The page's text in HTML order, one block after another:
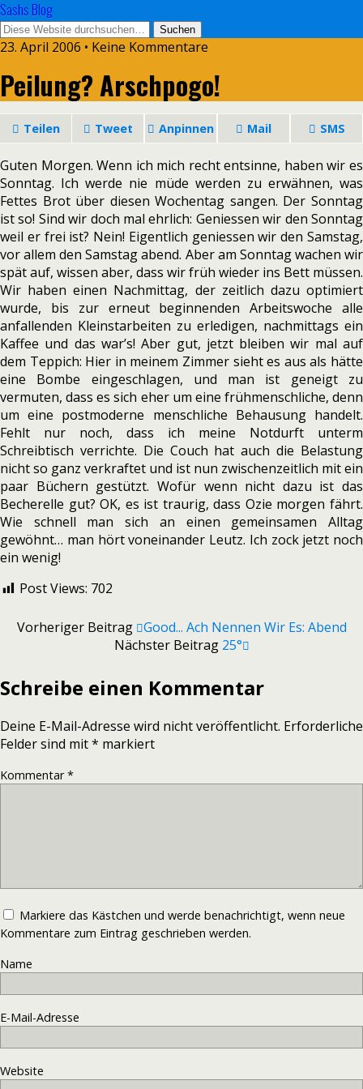
Sashs Blog
23. April 2006 • Keine Kommentare
Peilung? Arschpogo!
Teilen Tweet Anpinnen Mail SMS
Guten Morgen. Wenn ich mich recht entsinne, haben wir es
Sonntag. Ich werde nie müde werden zu erwähnen, was
Fettes Brot über diesen Wochentag sangen. Der Sonntag
ist so! Sind wir doch mal ehrlich: Geniessen wir den Sonntag
weil er frei ist? Nein! Eigentlich geniessen wir den Samstag,
vor allem den Samstag abend. Aber am Sonntag wachen wir
spät auf, wissen aber, dass wir früh wieder ins Bett müssen.
Wir haben einen Nachmittag, der zeitlich dazu optimiert
wurde, bis zur erneut beginnenden Arbeitswoche alle
anfallenden Kleinstarbeiten zu erledigen, nachmittags ein
Kaffee und das war’s! Aber gut, jetzt bleiben wir mal auf
dem Teppich: Hier in meinem Zimmer sieht es aus als hätte
eine Bombe eingeschlagen, und man ist geneigt zu
vermuten, dass es sich eher um eine frühmenschliche, denn
um eine postmoderne menschliche Behausung handelt.
Fehlt nur noch, dass ich meine Notdurft unterm
Schreibtisch verrichte. Die Couch hat auch die Belastung
nicht so ganz verkraftet und ist nun zwischenzeitlich mit ein
paar Büchern gestützt. Wofür wenn nicht dazu ist das
Becherelle gut? OK, es ist traurig, dass Ozie morgen fährt.
Wie schnell man sich an einen gemeinsamen Alltag
gewöhnt… man hört voneinander Leutz. Ich zock jetzt noch
ein wenig!
Post Views: 702
Vorheriger Beitrag Good... Ach Nennen Wir Es: Abend
Nächster Beitrag 25°
Schreibe einen Kommentar
Deine E-Mail-Adresse wird nicht veröffentlicht. Erforderliche
Felder sind mit* markiert
Kommentar*
Markiere das Kästchen und werde benachrichtigt, wenn neue
Kommentare zum Eintrag geschrieben werden.
Name
E-Mail-Adresse
Website